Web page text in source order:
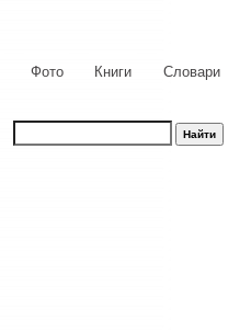
Фото Книги Словари